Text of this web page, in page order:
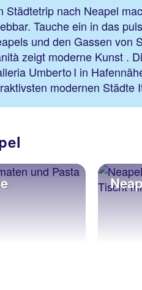
Städtetrip nach Neapel
Tauche ein in das
und den Gassen von
zeigt moderne Kunst .
Umberto I in
modernen Städte